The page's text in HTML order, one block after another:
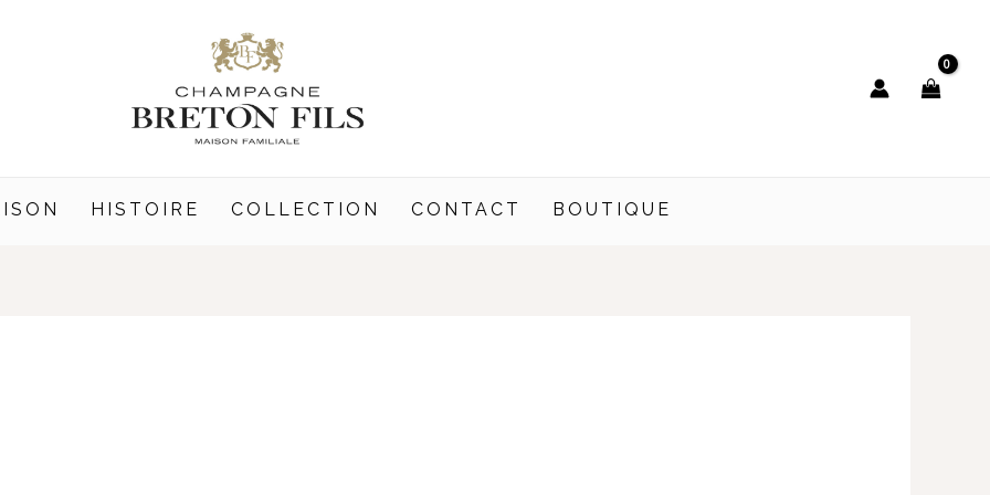
HISTOIRE COLLECTION CONTACT BOUTIQUE